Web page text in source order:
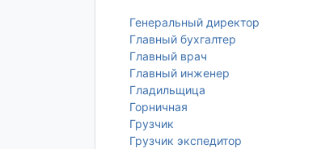
Генеральный директор
Главный бухгалтер
Главный врач
Главный инженер
Гладильщица
Горничная
Грузчик
Грузчик экспедитор